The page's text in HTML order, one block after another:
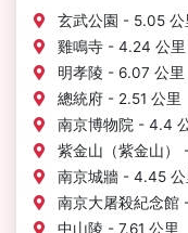
玄武公園 - 5.05 公
雞鳴寺 - 4.24 公里
明孝陵 - 6.07 公里
總統府 - 2.51 公里
南京博物院 - 4.4
紫金山（紫金山）
南京城牆 - 4.45 公
南京大屠殺紀念館
中山陵 - 7.61 公里